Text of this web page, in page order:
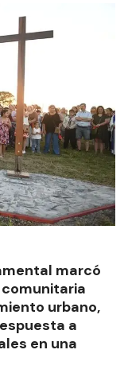
marcó
urbano,
a
en una